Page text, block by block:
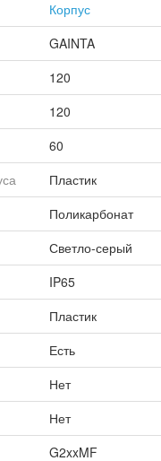
Корпус
GAINTA
120
120
60
Пластик
Поликарбонат
Светло-серый
IP65
Пластик
Есть
Нет
Нет
G2xxMF